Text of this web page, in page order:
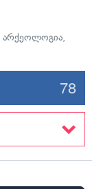
არქეოლოგია,
78